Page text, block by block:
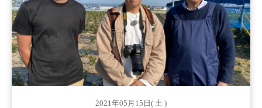
2021年05月15日( 土 )